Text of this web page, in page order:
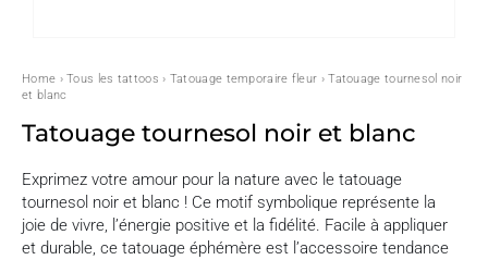
Home ›Tous les tattoos › Tatouage temporaire fleur › Tatouage tournesol noir
et blanc
Tatouage tournesol noir et blanc
Exprimez votre amour pour la nature avec le tatouage
tournesol noir et blanc ! Ce motif symbolique représente la
joie de vivre, l’énergie positive et la fidélité. Facile à appliquer
et durable, ce tatouage éphémère est l’accessoire tendance